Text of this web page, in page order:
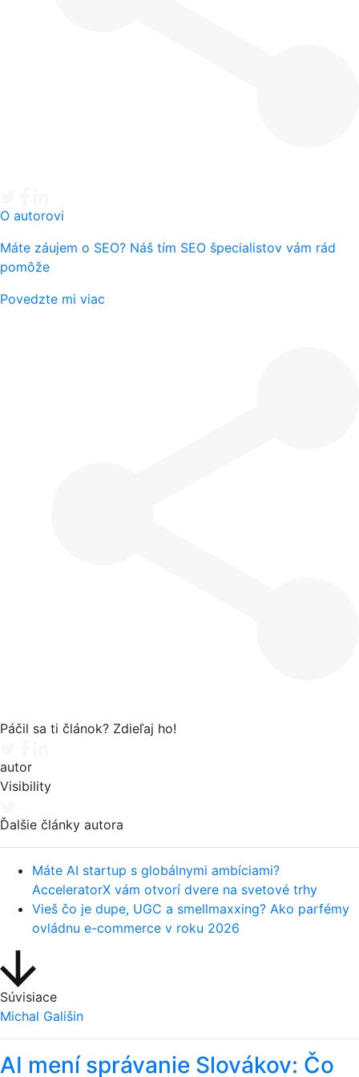
O autorovi
Máte záujem o SEO? Náš tím SEO špecialistov vám rád
pomôže
Povedzte mi viac
Páčil sa ti článok? Zdieľaj ho!
autor
Visibility
Ďalšie články autora
Máte AI startup s globálnymi ambíciami?
AcceleratorX vám otvorí dvere na svetové trhy
Vieš čo je dupe, UGC a smellmaxxing? Ako parfémy
ovládnu e-commerce v roku 2026
Súvisiace
Michal Gališin
AI mení správanie Slovákov: Čo